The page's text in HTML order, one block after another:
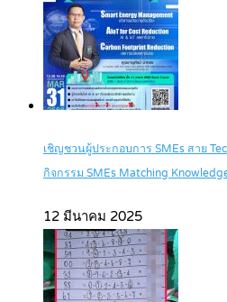
เชิญชวนผู้ประกอบการ SMEs สาย
กิจกรรม SMEs Matching
12 มีนาคม 2025